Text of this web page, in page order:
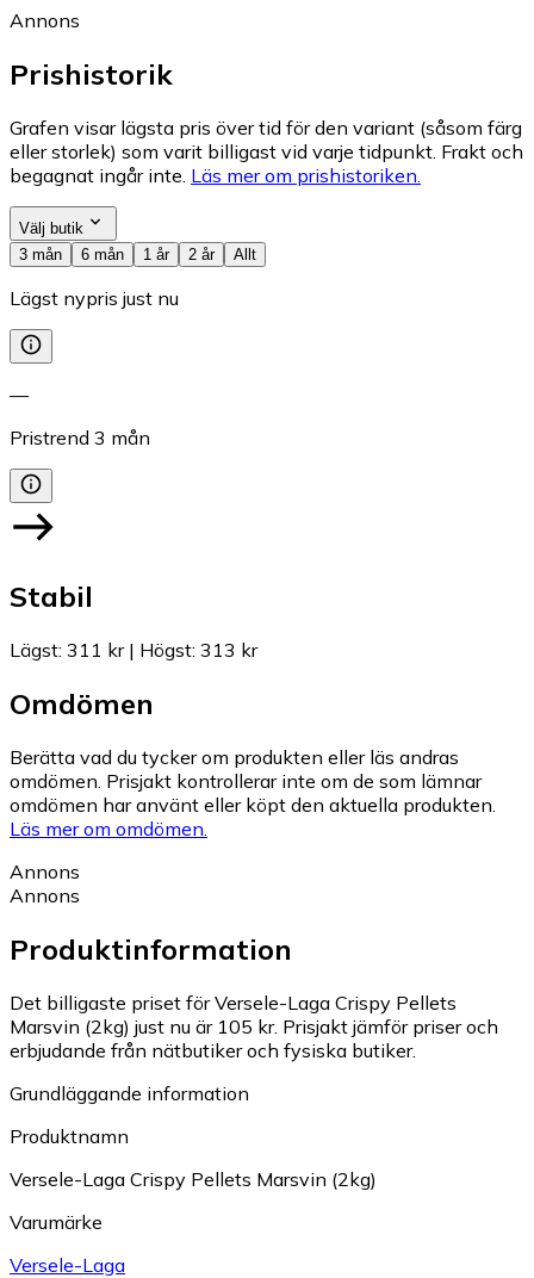
Annons
Prishistorik
Grafen visar lägsta pris över tid för den variant (såsom färg
eller storlek) som varit billigast vid varje tidpunkt. Frakt och
begagnat ingår inte. Läs mer om prishistoriken.
Välj butik
3 mån
6 mån 1 år 2 år Allt
Lägst nypris just nu
—
Pristrend 3 mån
Stabil
Lägst: 311 kr| Högst: 313 kr
Omdömen
Berätta vad du tycker om produkten eller läs andras
omdömen. Prisjakt kontrollerar inte om de som lämnar
omdömen har använt eller köpt den aktuella produkten.
Läs mer om omdömen.
Annons
Annons
Produktinformation
Det billigaste priset för Versele-Laga Crispy Pellets
Marsvin (2kg) just nu är 105 kr. Prisjakt jämför priser och
erbjudande från nätbutiker och fysiska butiker.
Grundläggande information
Produktnamn
Versele-Laga Crispy Pellets Marsvin (2kg)
Varumärke
Versele-Laga